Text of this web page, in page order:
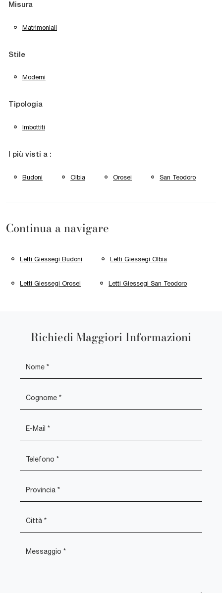
Misura
Matrimoniali
Stile
Moderni
Tipologia
Imbottiti
I più visti a :
Budoni Olbia Orosei San Teodoro
Continua a navigare
Letti Giessegi Budoni Letti Giessegi Olbia
Letti Giessegi Orosei Letti Giessegi San Teodoro
Richiedi Maggiori Informazioni